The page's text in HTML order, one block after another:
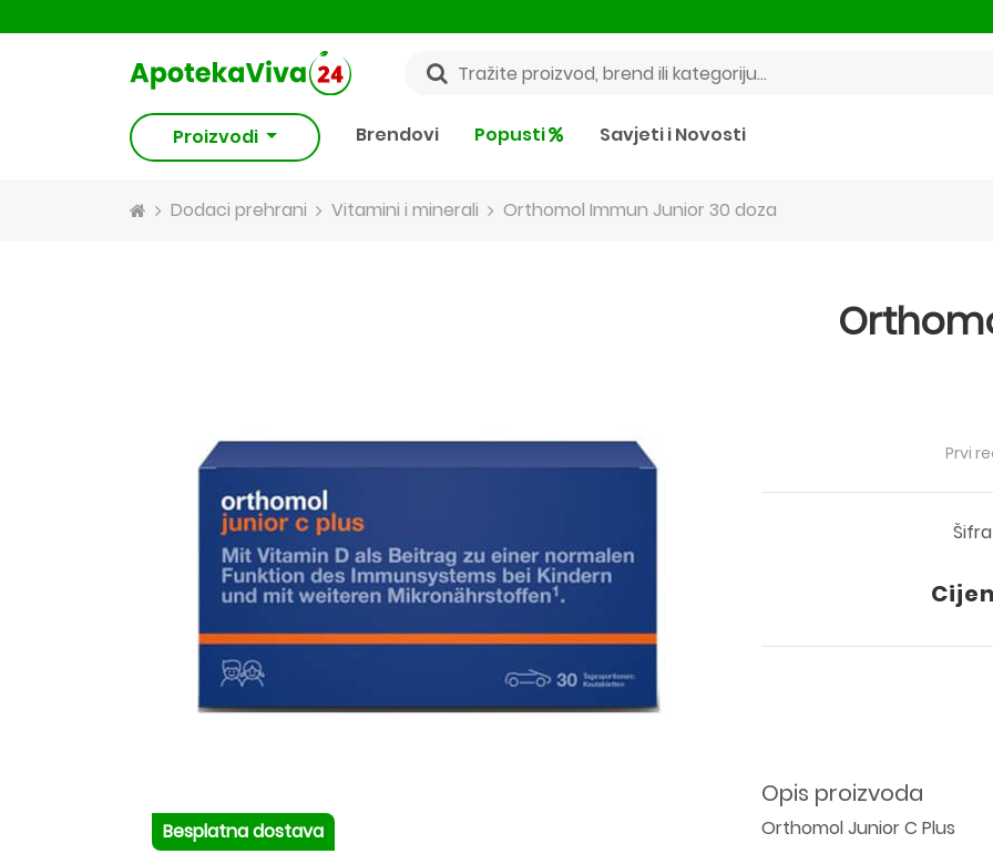
Proizvodi Brendovi Popusti Savjeti i Novosti
Dodaci prehrani Vitamini i minerali Orthomol Immun Junior 30 doza
Besplatna dostava
Prvi
Opis proizvoda
Orthomol Junior C Plus